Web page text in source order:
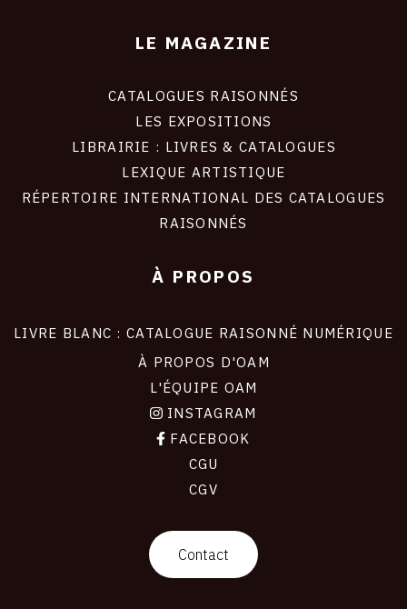
LE MAGAZINE
CATALOGUES RAISONNÉS
LES EXPOSITIONS
LIBRAIRIE : LIVRES & CATALOGUES
LEXIQUE ARTISTIQUE
RÉPERTOIRE INTERNATIONAL DES CATALOGUES
RAISONNÉS
À PROPOS
LIVRE BLANC : CATALOGUE RAISONNÉ NUMÉRIQUE
À PROPOS D'OAM
L'ÉQUIPE OAM
INSTAGRAM
FACEBOOK
CGU
CGV
Contact